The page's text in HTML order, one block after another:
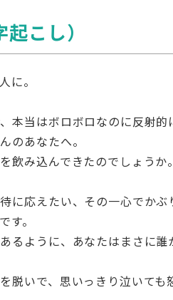
こし）
に。
本当はボロボロなのに反射
のあなたへ。
飲み込んできたのでしょうか。
に応えたい、その一心でか
す。
るように、あなたはまさに
脱いで、思いっきり泣いても